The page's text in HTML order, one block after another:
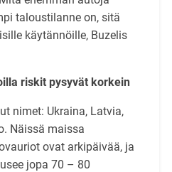
taloustilanne on, sitä
käytännöille, Buzelis
riskit pysyvät korkein
nimet: Ukraina, Latvia,
Näissä maissa
ovat arkipäivää, ja
jopa 70 – 80